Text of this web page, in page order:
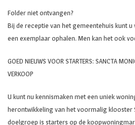
Folder niet ontvangen?
Bij de receptie van het gemeentehuis kunt
een exemplaar ophalen. Men kan het ook
GOED NIEUWS VOOR STARTERS: SANCTA
VERKOOP
U kunt nu kennismaken met een uniek
herontwikkeling van het voormalig klooster
doelgroep is starters op de